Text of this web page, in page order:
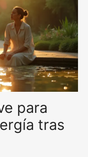
para
tras